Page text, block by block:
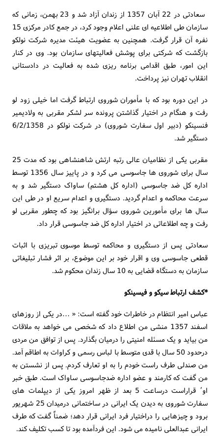
سعادتی در 22 آبان 1357 از زندان آزاد شد و 23 بهمن، زمانی که
سازمان طی اطلاعیه ای علنی اعلام وجود کرد، در جمع کادر مرکزی 15
نفره آن قرار گرفت. همچنین به عضویت هیئت مدیره شرکت نولکو
بازگشت که شرکتی برای پوشش فعالیتهای سازمان بود. وی در کنار
این امور، طبق اقدامی برنامه ریزی شده به فعالیت در دادستانی
انقلاب تهران نیز پرداخت.
در این دوره بود که با مأموران شوروی ارتباط گرفت اما خیلی زود لو
رفت و هنگام در اختیار گذاشتن پرونده سر لشکر مقربی به ولادیمیر
فنسینکو (دبیر اول سفارت شوروی) در شرکت نولکو در 6/2/1358
دستگیر شد.
مقربی یکی از نظامیان عالی رتبه ارتش شاهنشاهی بود که مدت 25
سال برای شوروی ها جاسوسی می کرد و در پاییز سال 1356 توسط
اداره کل ضد جاسوسی (اداره کل هشتم) ساواک دستگیر شد و به
سرعت محاکمه و اعدام گردید. دستگیری و اعدام سریع او در طی این
سال ها برای مأمورین شوروی سؤال برانگیز بود که چطور مقربی لو
رفت و چه اطلاعاتی در اختیار اداره کل ضد جاسوسی قرار داد.
سعادتی پس از دستگیری و محاکمه توسط موسوی تبریزی با اثبات
قطعی جاسوسی وی و اقرار خود بر این موضوع، بر اثر فشار تبلیغاتی
سازمان به دستگاه قضایی به 10 سال زندان محکوم شد.
*کشف ارتباط سیکو و فیسینکو
عباس امیر انتظام در خاطرات خود گفته است: « …در یکی از روزهای
اسفند 1357 منشی من اطلاع داد که شخصی می خواهد به ملاقات
من بیاید و یک مسئله امنیتی را درمیان بگذارد. پس از توافق من مردی
درحدود 50 سال با قدی متوسط با لباس رسمی و کراوات به اطاقم آمد.
من صندلی طرف راست خودم را به او تعارف کردم. پس از نشستن به
من گفت که کارمند و عضو اداره ضدجاسوسی ساواک است. طبق خبر
او٬ قراراست درساعت 5 بعد از ظهر امروز یکی از دیپلمات های
سفارت شوروی به دیدن یک ایرانی در ساختمانی درمیدان 25 شهریور
برود و چیزهایی را دراختیار فرد ایرانی قرار دهد؛ ضمناً گفت که طرف
ایرانی عبدالعلی نامیده می شود. این فردآمده بود تا کسب تکلیف کند.